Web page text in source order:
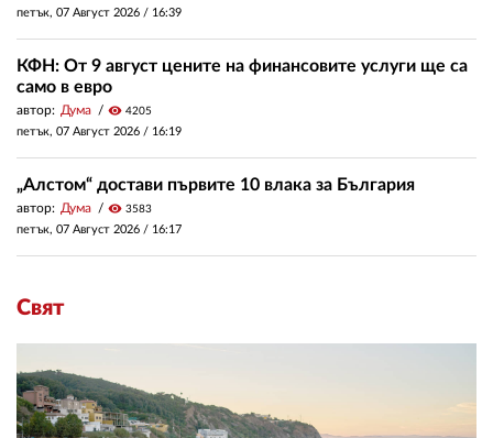
петък, 07 Август 2026 / 16:39
КФН: От 9 август цените на финансовите услуги ще са
само в евро
автор: Дума visibility 4205
петък, 07 Август 2026 / 16:19
„Алстом“ достави първите 10 влака за България
автор: Дума visibility 3583
петък, 07 Август 2026 / 16:17
Свят